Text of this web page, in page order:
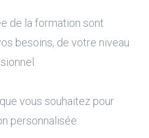
de la formation sont
besoins, de votre niveau
vous souhaitez pour
personnalisée.